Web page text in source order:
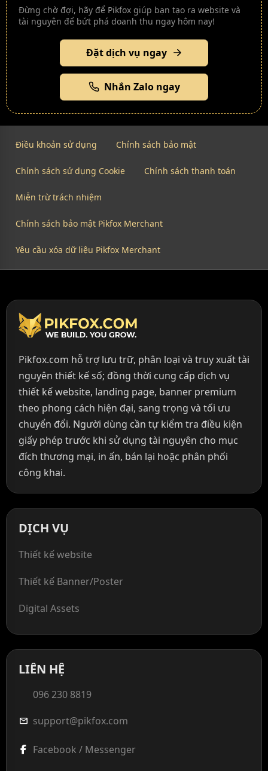
Đừng chờ đợi, hãy để Pikfox giúp bạn tạo ra website và
tài nguyên để bứt phá doanh thu ngay hôm nay!
Đặt dịch vụ ngay
Nhắn Zalo ngay
Điều khoản sử dụng Chính sách bảo mật
Chính sách sử dụng Cookie Chính sách thanh toán
Miễn trừ trách nhiệm
Chính sách bảo mật Pikfox Merchant
Yêu cầu xóa dữ liệu Pikfox Merchant
Pikfox.com hỗ trợ lưu trữ, phân loại và truy xuất tài
nguyên thiết kế số; đồng thời cung cấp dịch vụ
thiết kế website, landing page, banner premium
theo phong cách hiện đại, sang trọng và tối ưu
chuyển đổi. Người dùng cần tự kiểm tra điều kiện
giấy phép trước khi sử dụng tài nguyên cho mục
đích thương mại, in ấn, bán lại hoặc phân phối
công khai.
DỊCH VỤ
Thiết kế website
Thiết kế Banner/Poster
Digital Assets
LIÊN HỆ
096 230 8819
mail support@pikfox.com
Facebook / Messenger